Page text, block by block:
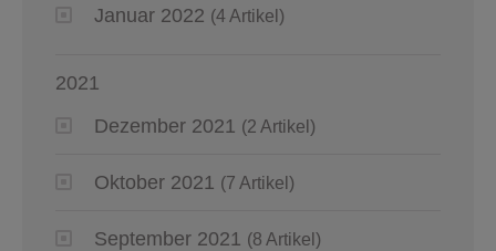
Januar 2022 (4 Artikel)
2021
Dezember 2021 (2 Artikel)
Oktober 2021 (7 Artikel)
September 2021 (8 Artikel)